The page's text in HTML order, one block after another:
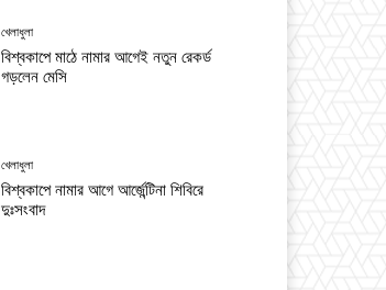
খেলাধুলা
বিশ্বকাপে মাঠে নামার আগেই নতুন রেকর্ড
গড়লেন মেসি
খেলাধুলা
বিশ্বকাপে নামার আগে আর্জেন্টিনা শিবিরে
দুঃসংবাদ